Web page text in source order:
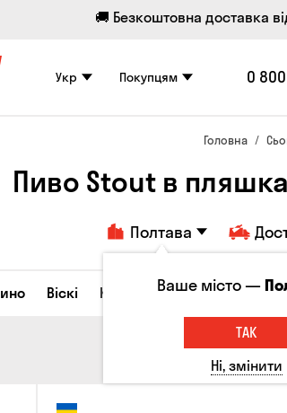
🚚 Безкоштовна доставка
Укр Покупцям 0
Головна
Пиво Stout в
Полтава
Віскі Коктейлі Соджу
Ваше місто —
ТАК
Ні, змінити